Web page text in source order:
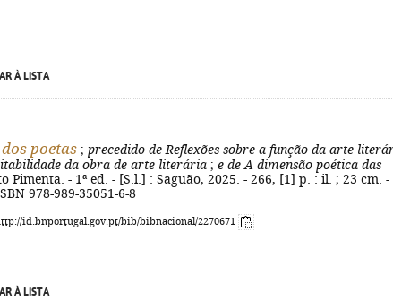
À LISTA
poetas ; precedido de Reflexões sobre a função da arte
da obra de arte literária ; e de A dimensão poética das
Pimenta. - 1ª ed. - [S.l.] : Saguão, 2025. - 266, [1] p. : il. ; 23 cm. -
978-989-35051-6-8
id.bnportugal.gov.pt/bib/bibnacional/2270671
À LISTA